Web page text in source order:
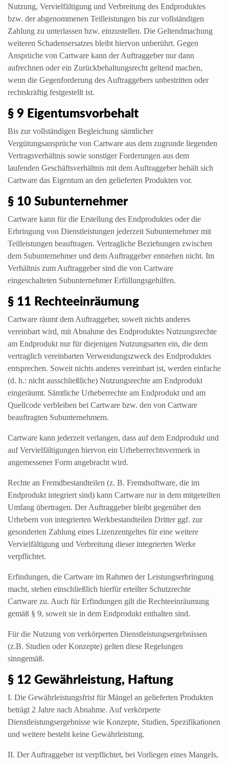
Nutzung, Vervielfältigung und Verbreitung des Endproduktes
bzw. der abgenommenen Teilleistungen bis zur vollständigen
Zahlung zu unterlassen bzw. einzustellen. Die Geltendmachung
weiteren Schadensersatzes bleibt hiervon unberührt. Gegen
Ansprüche von Cartware kann der Auftraggeber nur dann
aufrechnen oder ein Zurückbehaltungsrecht geltend machen,
wenn die Gegenforderung des Auftraggebers unbestritten oder
rechtskräftig festgestellt ist.
§ 9 Eigentumsvorbehalt
Bis zur vollständigen Begleichung sämtlicher
Vergütungsansprüche von Cartware aus dem zugrunde liegenden
Vertragsverhältnis sowie sonstiger Forderungen aus dem
laufenden Geschäftsverhältnis mit dem Auftraggeber behält sich
Cartware das Eigentum an den gelieferten Produkten vor.
§ 10 Subunternehmer
Cartware kann für die Erstellung des Endproduktes oder die
Erbringung von Dienstleistungen jederzeit Subunternehmer mit
Teilleistungen beauftragen. Vertragliche Beziehungen zwischen
dem Subunternehmer und dem Auftraggeber entstehen nicht. Im
Verhältnis zum Auftraggeber sind die von Cartware
eingeschalteten Subunternehmer Erfüllungsgehilfen.
§ 11 Rechteeinräumung
Cartware räumt dem Auftraggeber, soweit nichts anderes
vereinbart wird, mit Abnahme des Endproduktes Nutzungsrechte
am Endprodukt nur für diejenigen Nutzungsarten ein, die dem
vertraglich vereinbarten Verwendungszweck des Endproduktes
entsprechen. Soweit nichts anderes vereinbart ist, werden einfache
(d. h.: nicht ausschließliche) Nutzungsrechte am Endprodukt
eingeräumt. Sämtliche Urheberrechte am Endprodukt und am
Quellcode verbleiben bei Cartware bzw. den von Cartware
beauftragten Subunternehmern.
Cartware kann jederzeit verlangen, dass auf dem Endprodukt und
auf Vervielfältigungen hiervon ein Urheberrechtsvermerk in
angemessener Form angebracht wird.
Rechte an Fremdbestandteilen (z. B. Fremdsoftware, die im
Endprodukt integriert sind) kann Cartware nur in dem mitgeteilten
Umfang übertragen. Der Auftraggeber bleibt gegenüber den
Urhebern von integrierten Werkbestandteilen Dritter ggf. zur
gesonderten Zahlung eines Lizenzentgeltes für eine weitere
Vervielfältigung und Verbreitung dieser integrierten Werke
verpflichtet.
Erfindungen, die Cartware im Rahmen der Leistungserbringung
macht, stehen einschließlich hierfür erteilter Schutzrechte
Cartware zu. Auch für Erfindungen gilt die Rechteeinräumung
gemäß § 9, soweit sie in dem Endprodukt enthalten sind.
Für die Nutzung von verkörperten Dienstleistungsergebnissen
(z.B. Studien oder Konzepte) gelten diese Regelungen
sinngemäß.
§ 12 Gewährleistung, Haftung
I. Die Gewährleistungsfrist für Mängel an gelieferten Produkten
beträgt 2 Jahre nach Abnahme. Auf verkörperte
Dienstleistungsergebnisse wie Konzepte, Studien, Spezifikationen
und weitere besteht keine Gewährleistung.
II. Der Auftraggeber ist verpflichtet, bei Vorliegen eines Mangels,